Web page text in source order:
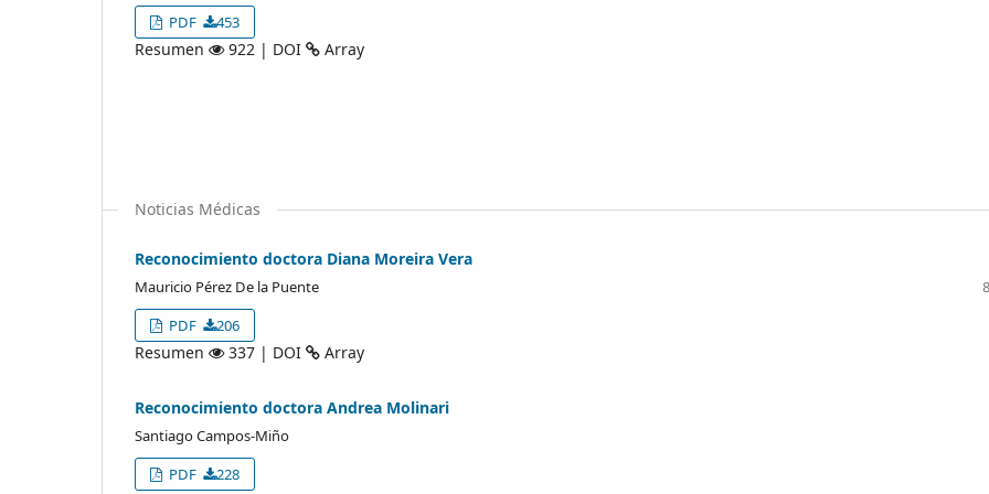
PDF
453
Resumen 922 | DOI Array
Noticias Médicas
Reconocimiento doctora Diana Moreira Vera
Mauricio Pérez De la Puente
PDF
206
Resumen 337 | DOI Array
Reconocimiento doctora Andrea Molinari
Santiago Campos-Miño
PDF
228